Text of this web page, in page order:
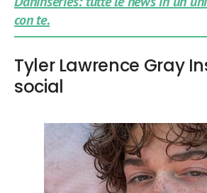
con te.
Tyler Lawrence Gray
social